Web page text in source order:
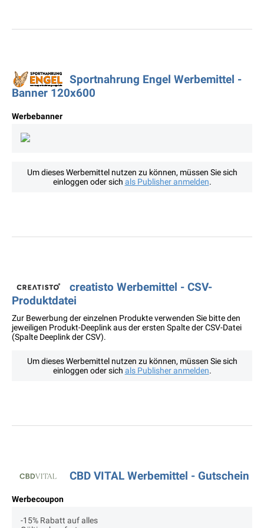
Sportnahrung Engel Werbemittel -
Banner 120x600
Werbebanner
Um dieses Werbemittel nutzen zu können, müssen Sie sich
einloggen oder sich als Publisher anmelden.
creatisto Werbemittel - CSV-
Produktdatei
Zur Bewerbung der einzelnen Produkte verwenden Sie bitte den
jeweiligen Produkt-Deeplink aus der ersten Spalte der CSV-Datei
(Spalte Deeplink der CSV).
Um dieses Werbemittel nutzen zu können, müssen Sie sich
einloggen oder sich als Publisher anmelden.
CBD VITAL Werbemittel - Gutschein
Werbecoupon
-15% Rabatt auf alles